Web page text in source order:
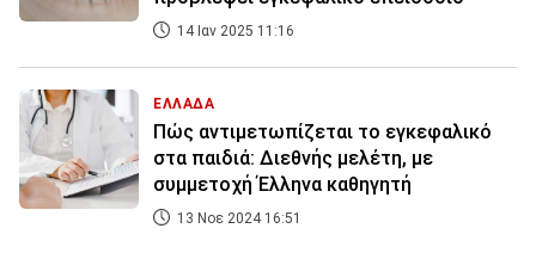
14 Ιαν 2025 11:16
ΕΛΛΑΔΑ
Πώς αντιμετωπίζεται το εγκεφαλικό
στα παιδιά: Διεθνής μελέτη, με
συμμετοχή Έλληνα καθηγητή
13 Νοε 2024 16:51